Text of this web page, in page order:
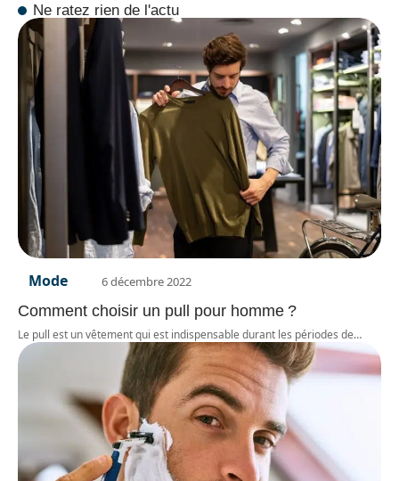
Ne ratez rien de l'actu
Mode 6 décembre 2022
Comment choisir un pull pour homme ?
Le pull est un vêtement qui est indispensable durant les périodes de…